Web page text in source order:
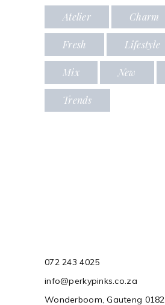
Atelier Charm
Fresh Lifestyle
Mix New
Trends
072 243 4025
info@perkypinks.co.za
Wonderboom, Gauteng 0182